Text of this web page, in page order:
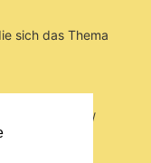
sich das Thema
Biere